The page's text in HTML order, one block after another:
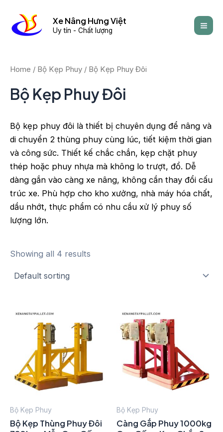
content
Xe Nâng Hưng Việt
Uy tín - Chất lượng
Home / Bộ Kẹp Phuy / Bộ Kẹp Phuy Đôi
Bộ Kẹp Phuy Đôi
Bộ kẹp phuy đôi là thiết bị chuyên dụng để nâng và
di chuyển 2 thùng phuy cùng lúc, tiết kiệm thời gian
và công sức. Thiết kế chắc chắn, kẹp chặt phuy
thép hoặc phuy nhựa mà không lo trượt, đổ. Dễ
dàng gắn vào càng xe nâng, không cần thay đổi cấu
trúc xe. Phù hợp cho kho xưởng, nhà máy hóa chất,
dầu nhớt, thực phẩm có nhu cầu xử lý phuy số
lượng lớn.
Showing all 4 results
Bộ Kẹp Phuy
Bộ Kẹp Thùng Phuy Đôi
Bộ Kẹp Phuy
Càng Gắp Phuy 1000kg